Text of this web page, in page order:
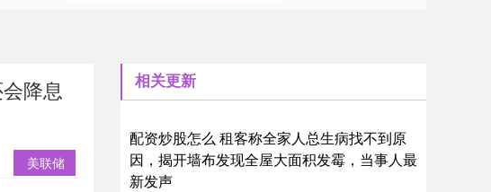
降息
美联储
相关更新
配资炒股怎么 租客称全家人总生病找不到原
因，揭开墙布发现全屋大面积发霉，当事人最
新发声